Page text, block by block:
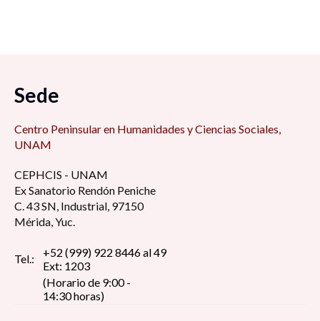
Sede
Centro Peninsular en Humanidades y Ciencias Sociales,
UNAM
CEPHCIS - UNAM
Ex Sanatorio Rendón Peniche
C. 43 SN, Industrial, 97150
Mérida, Yuc.
Tel.:
+52 (999) 922 8446 al 49
Ext: 1203
(Horario de 9:00 -
14:30 horas)